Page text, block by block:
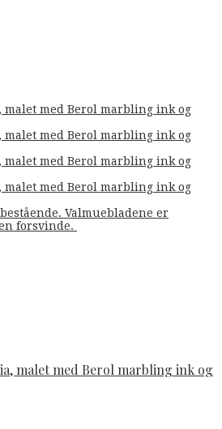
med Berol marbling ink og
med Berol marbling ink og
med Berol marbling ink og
med Berol marbling ink og
Valmuebladene er
forsvinde.
malet med Berol marbling ink og